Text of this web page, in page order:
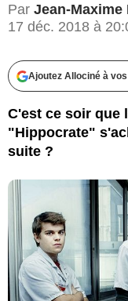
Par Jean-Maxime
17 déc. 2018 à
Ajoutez Allociné à
C'est ce soir que
"Hippocrate"
suite ?